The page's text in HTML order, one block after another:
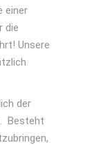
einer
die
Unsere
der
Besteht